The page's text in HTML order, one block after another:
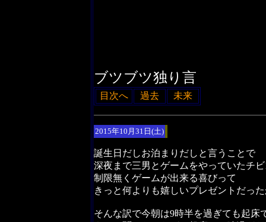
ブツブツ独り言
目次へ 過去 未来
2015年10月31日(土)
誕生日だしお泊まりだしと言うことで
深夜まで三男とゲームをやっていたチ
制限無くゲームが出来る喜びって
きっと何よりも嬉しいプレゼントだっ
そんな訳で今朝は9時半を過ぎても起床